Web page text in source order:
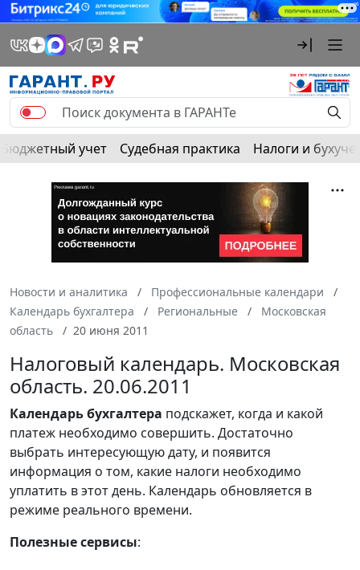
Бюджетный учет Судебная практика Налоги и
Новости и аналитика
Профессиональные календари
Календарь бухгалтера
Региональные
Московская
область
20 июня 2011
Налоговый календарь. Московская
область. 20.06.2011
Календарьбухгалтера подскажет, когда и какой
платеж необходимо совершить. Достаточно
выбрать интересующую дату, и появится
информация о том, какие налоги необходимо
уплатить в этот день. Календарь обновляется в
режиме реального времени.
Полезные сервисы: